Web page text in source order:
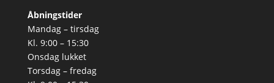
Åbningstider
Mandag – tirsdag
Kl. 9:00 – 15:30
Onsdag lukket
Torsdag – fredag